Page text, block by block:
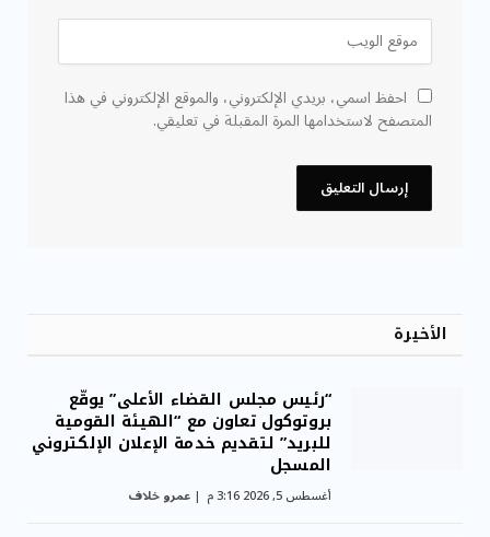
احفظ اسمي، بريدي الإلكتروني، والموقع الإلكتروني في هذا
المتصفح لاستخدامها المرة المقبلة في تعليقي.
الأخيرة
“رئيس مجلس القضاء الأعلى” يوقّع
بروتوكول تعاون مع “الهيئة القومية
للبريد” لتقديم خدمة الإعلان الإلكتروني
المسجل
أغسطس 5, 2026 3:16 م عمرو خلاف